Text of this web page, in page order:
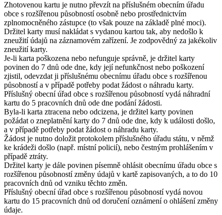
Zhotovenou kartu je nutno převzít na příslušném obecním úřadu
obce s rozšířenou působností osobně nebo prostřednictvím
zplnomocněného zástupce (to však pouze na základě plné moci).
Držitel karty musí nakládat s vydanou kartou tak, aby nedošlo k
zneužití údajů na záznamovém zařízení. Je zodpovědný za jakékoliv
zneužití karty.
Je-li karta poškozena nebo nefunguje správně, je držitel karty
povinen do 7 dnů ode dne, kdy její nefunkčnost nebo poškození
zjistil, odevzdat ji příslušnému obecnímu úřadu obce s rozšířenou
působností a v případě potřeby podat žádost o náhradu karty.
Příslušný obecní úřad obce s rozšířenou působností vydá náhradní
kartu do 5 pracovních dnů ode dne podání žádosti.
Byla-li karta ztracena nebo odcizena, je držitel karty povinen
požádat o zneplatnění karty do 7 dnů ode dne, kdy k události došlo,
a v případě potřeby podat žádost o náhradu karty.
Žádost je nutno doložit protokolem příslušného úřadu státu, v němž
ke krádeži došlo (např. místní policií), nebo čestným prohlášením v
případě ztráty.
Držitel karty je dále povinen písemně ohlásit obecnímu úřadu obce s
rozšířenou působností změny údajů v kartě zapisovaných, a to do 10
pracovních dnů od vzniku těchto změn.
Příslušný obecní úřad obce s rozšířenou působností vydá novou
kartu do 15 pracovních dnů od doručení oznámení o ohlášení změny
údaje.